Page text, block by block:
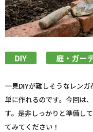
DIY 庭・ガー
一見DIYが難しそうなレン
単に作れるのです。今回は
す。是非しっかりと準備し
てみてください！